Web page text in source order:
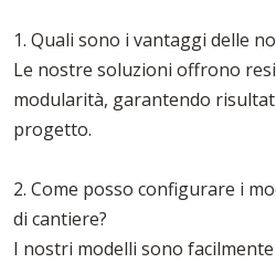
1. Quali sono i vantaggi delle
Le nostre soluzioni offrono
modularità, garantendo
progetto.
2. Come posso configurare i
di cantiere?
I nostri modelli sono